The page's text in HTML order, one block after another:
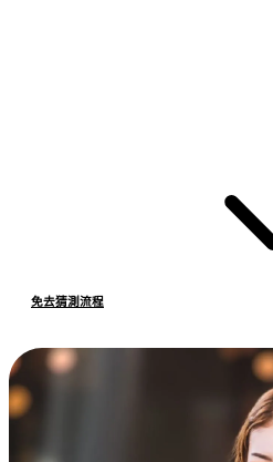
免去猜測流程